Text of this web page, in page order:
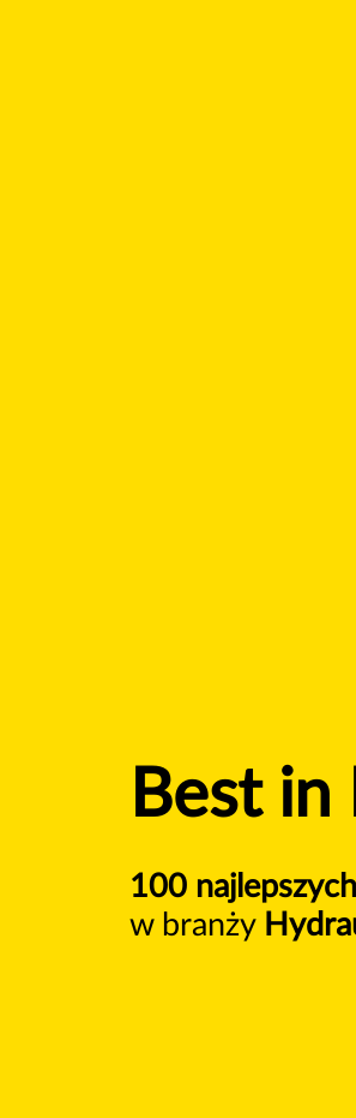
Best in
100 najlepszych
w branży